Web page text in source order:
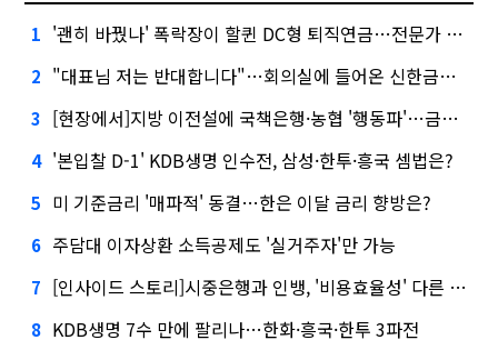
1 '괜히 바꿨나' 폭락장이 할퀸 DC형 퇴직연금…전문가 조언은
2 "대표님 저는 반대합니다"…회의실에 들어온 신한금융 AI
3 [현장에서]지방 이전설에 국책은행·농협 '행동파'…금감원 '신중모드'
4 '본입찰 D-1' KDB생명 인수전, 삼성·한투·흥국 셈법은?
5 미 기준금리 '매파적' 동결…한은 이달 금리 향방은?
6 주담대 이자상환 소득공제도 '실거주자'만 가능
7 [인사이드 스토리]시중은행과 인뱅, '비용효율성' 다른 잣대 왜?
8 KDB생명 7수 만에 팔리나…한화·흥국·한투 3파전